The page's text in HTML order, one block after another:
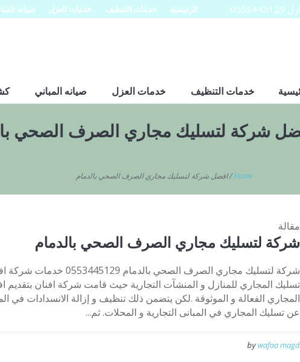
الرئيسية خدمات التنظيف خدمات العزل صيانه
خدمات التنظيف خدمات العزل صيانه المباني
شركة لتسليك مجاري الصرف الصحي
Home
/افضل شركة لتسليك مجاري الصرف الصحي بالدمام
مقالة
شركة لتسليك مجاري الصرف الصحي بالدمام
شركة لتسليك مجاري الصرف الصحي
تسليك المجاري للمنازل و المنشآت التجارية حيث قامت شركة افنان
المجاري الفعالة و الموثوقة .لكن يتضمن ذلك تنظيف و إزالة الانسدادات في
عن تسليك المجاري في المبانى التجارية و المحلات. ثم...
bywafaa magd